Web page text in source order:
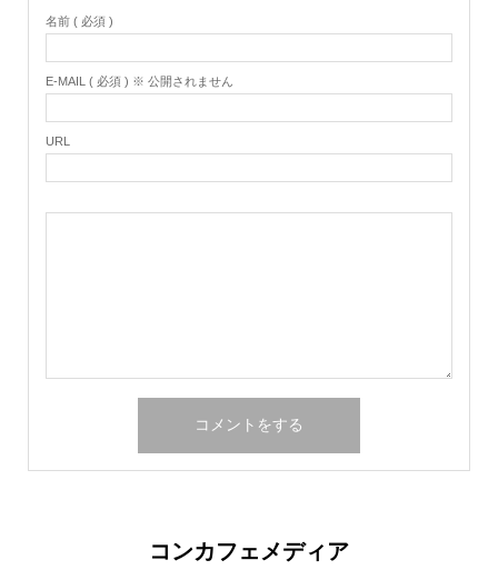
名前 ( 必須 )
E-MAIL ( 必須 ) ※ 公開されません
URL
コンカフェメディア